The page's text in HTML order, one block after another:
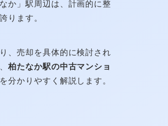
か」駅周辺は、計画的に整
ります。
、売却を具体的に検討され
柏たなか駅の中古マンショ
分かりやすく解説します。